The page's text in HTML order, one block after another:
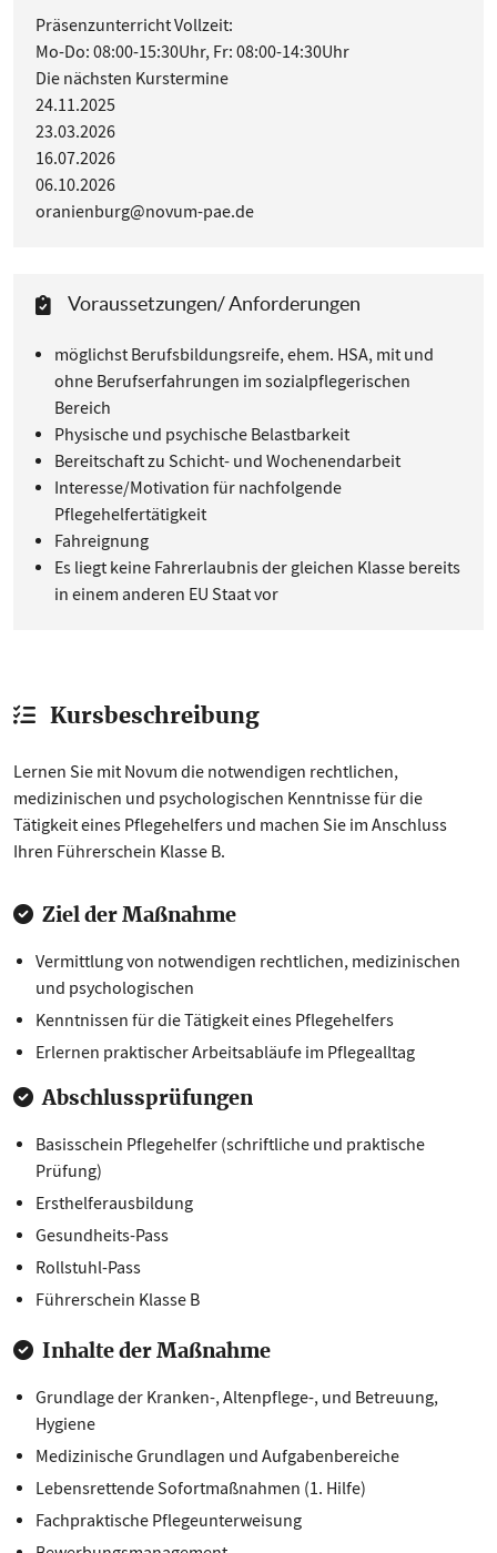
Präsenzunterricht Vollzeit:
Mo-Do: 08:00-15:30Uhr, Fr: 08:00-14:30Uhr
Die nächsten Kurstermine
24.11.2025
23.03.2026
16.07.2026
06.10.2026
oranienburg@novum-pae.de
Voraussetzungen/ Anforderungen
möglichst Berufsbildungsreife, ehem. HSA, mit und
ohne Berufserfahrungen im sozialpflegerischen
Bereich
Physische und psychische Belastbarkeit
Bereitschaft zu Schicht- und Wochenendarbeit
Interesse/Motivation für nachfolgende
Pflegehelfertätigkeit
Fahreignung
Es liegt keine Fahrerlaubnis der gleichen Klasse bereits
in einem anderen EU Staat vor
Kursbeschreibung
Lernen Sie mit Novum die notwendigen rechtlichen,
medizinischen und psychologischen Kenntnisse für die
Tätigkeit eines Pflegehelfers und machen Sie im Anschluss
Ihren Führerschein Klasse B.
Ziel der Maßnahme
Vermittlung von notwendigen rechtlichen, medizinischen
und psychologischen
Kenntnissen für die Tätigkeit eines Pflegehelfers
Erlernen praktischer Arbeitsabläufe im Pflegealltag
Abschlussprüfungen
Basisschein Pflegehelfer (schriftliche und praktische
Prüfung)
Ersthelferausbildung
Gesundheits-Pass
Rollstuhl-Pass
Führerschein Klasse B
Inhalte der Maßnahme
Grundlage der Kranken-, Altenpflege-, und Betreuung,
Hygiene
Medizinische Grundlagen und Aufgabenbereiche
Lebensrettende Sofortmaßnahmen (1. Hilfe)
Fachpraktische Pflegeunterweisung